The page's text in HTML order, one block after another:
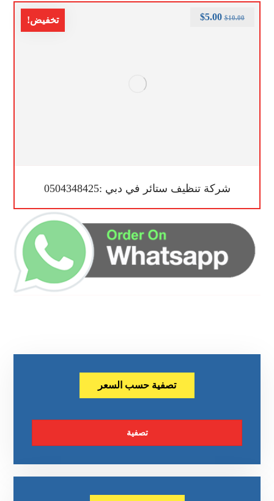
تخفيض!
شركة تنظيف ستائر في دبي :0504348425
$10.00
$5.00
تصفية حسب السعر
تصفية